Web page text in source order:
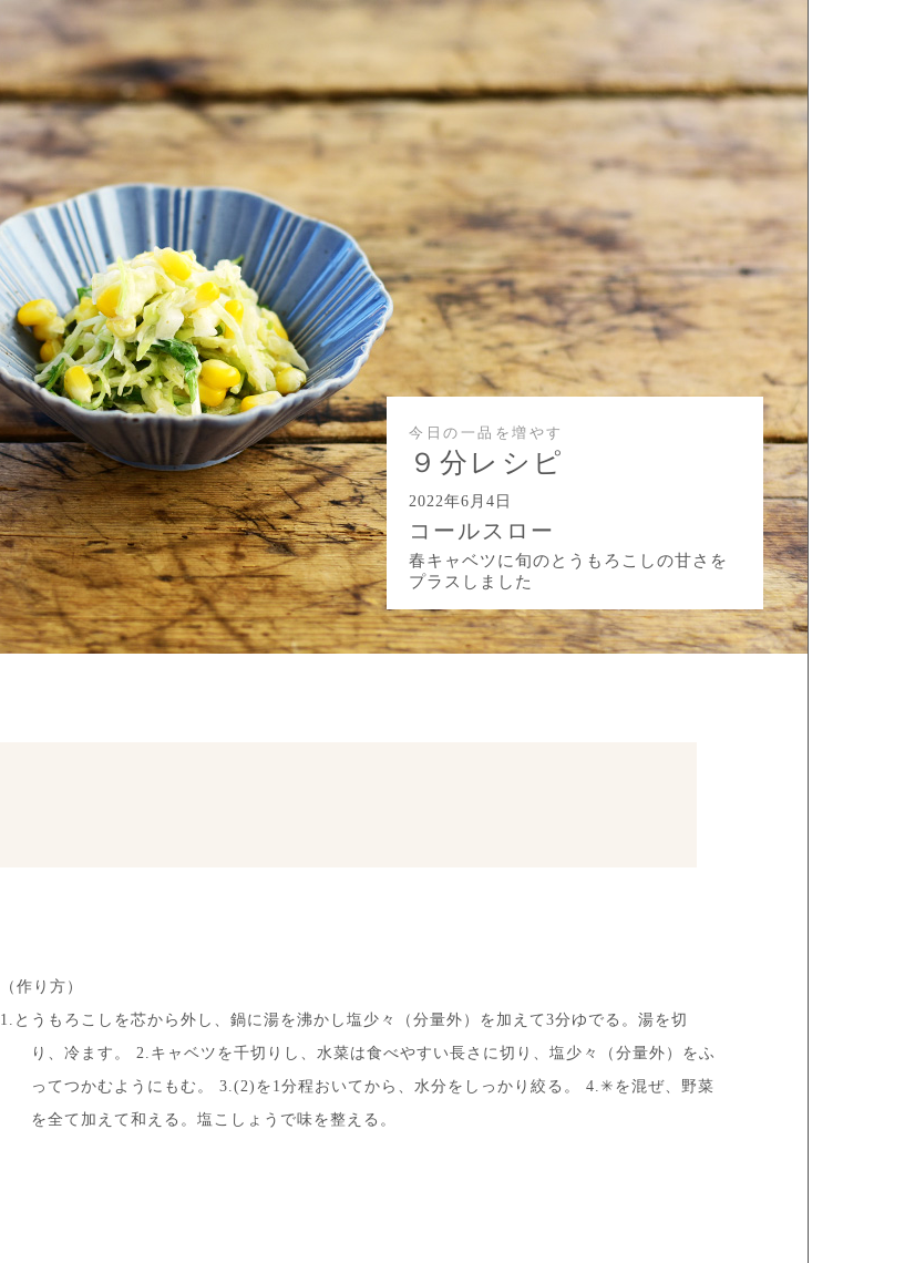
今日の一品を増やす
９分レシピ
2022年6月4日
コールスロー
春キャベツに旬のとうもろこしの甘さを
プラスしました
（作り方）
1.とうもろこしを芯から外し、鍋に湯を沸かし塩少々（分量外）を加えて3分ゆでる。湯を切
り、冷ます。 2.キャベツを千切りし、水菜は食べやすい長さに切り、塩少々（分量外）をふ
ってつかむようにもむ。 3.(2)を1分程おいてから、水分をしっかり絞る。 4.✳︎を混ぜ、野菜
を全て加えて和える。塩こしょうで味を整える。